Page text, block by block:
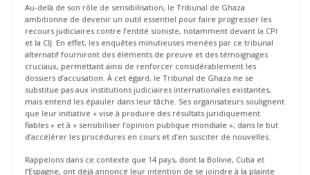
Au-delà de son rôle de sensibilisation, le Tribunal de Ghaza
ambitionne de devenir un outil essentiel pour faire progresser les
recours judiciaires contre l’entité sioniste, notamment devant la CPI
et la CIJ. En effet, les enquêtes minutieuses menées par ce tribunal
alternatif fourniront des éléments de preuve et des témoignages
cruciaux, permettant ainsi de renforcer considérablement les
dossiers d’accusation. À cet égard, le Tribunal de Ghaza ne se
substitue pas aux institutions judiciaires internationales existantes,
mais entend les épauler dans leur tâche. Ses organisateurs soulignent
que leur initiative « vise à produire des résultats juridiquement
fiables » et à « sensibiliser l’opinion publique mondiale », dans le but
d’accélérer les procédures en cours et d’en susciter de nouvelles.
Rappelons dans ce contexte que 14 pays, dont la Bolivie, Cuba et
l’Espagne, ont déjà annoncé leur intention de se joindre à la plainte